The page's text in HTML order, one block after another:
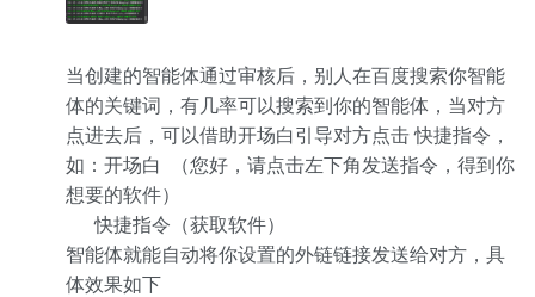
当创建的智能体通过审核后，别人在百度搜索你智能
体的关键词，有几率可以搜索到你的智能体，当对方
点进去后，可以借助开场白引导对方点击 快捷指令，
如：开场白 （您好，请点击左下角发送指令，得到你
想要的软件）
快捷指令（获取软件）
智能体就能自动将你设置的外链链接发送给对方，具
体效果如下